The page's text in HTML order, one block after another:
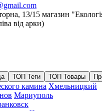
13/15 магазин
від арки)
ТОП Теги ТОП Товары
камина Хмельницкий
Мариуполь